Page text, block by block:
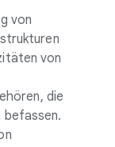
von
von
die
befassen.